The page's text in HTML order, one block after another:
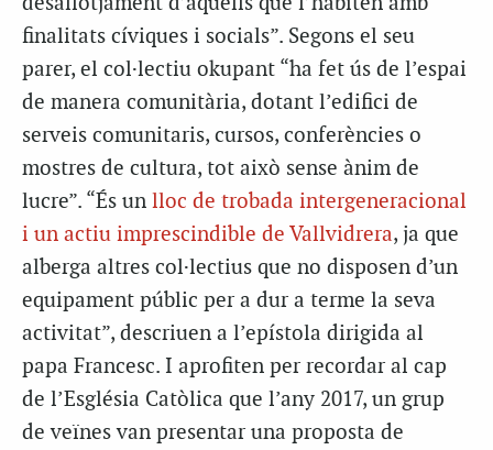
finalitats cíviques i socials”. Segons el seu
parer, el col·lectiu okupant “ha fet ús de l’espai
de manera comunitària, dotant l’edifici de
serveis comunitaris, cursos, conferències o
mostres de cultura, tot això sense ànim de
lucre”. “És un lloc de trobada intergeneracional
i un actiu imprescindible de Vallvidrera, ja que
alberga altres col·lectius que no disposen d’un
equipament públic per a dur a terme la seva
activitat”, descriuen a l’epístola dirigida al
papa Francesc. I aprofiten per recordar al cap
de l’Església Catòlica que l’any 2017, un grup
de veïnes van presentar una proposta de